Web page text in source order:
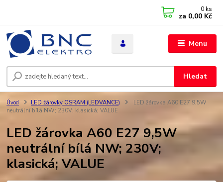
Menu
Hledat
0 ks
za 0,00 Kč
Úvod LED žárovky OSRAM (LEDVANCE)
LED žárovka A60 E27 9,5W
neutrální bílá NW; 230V; klasická; VALUE
LED žárovka A60 E27 9,5W
neutrální bílá NW; 230V;
klasická; VALUE